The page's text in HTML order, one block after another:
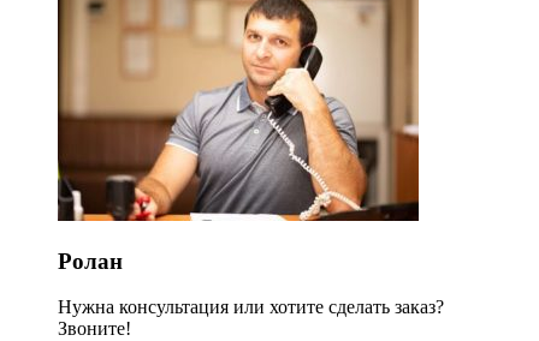
Ролан
Нужна консультация или хотите сделать заказ?
Звоните!